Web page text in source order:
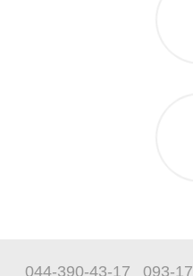
044-390-43-17 093-